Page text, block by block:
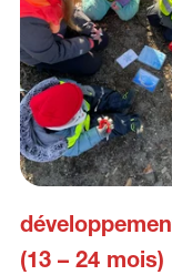
(13 – 24 mois)